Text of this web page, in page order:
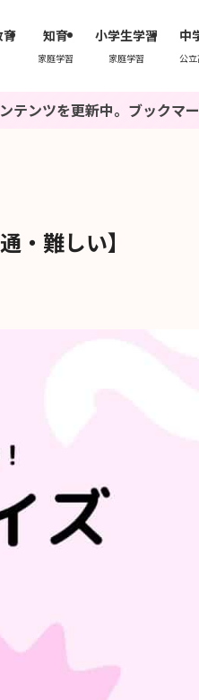
育 知育
家庭学習
小学生学習
家庭学習
中
公
中。ブックマークもしくは
・難しい】